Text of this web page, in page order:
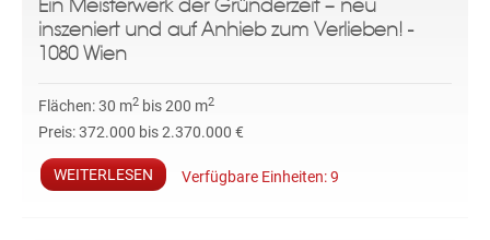
Ein Meisterwerk der Gründerzeit – neu
inszeniert und auf Anhieb zum Verlieben! -
1080 Wien
Flächen:30 m2 bis 200 m2
Preis:372.000 bis 2.370.000 €
WEITERLESEN Verfügbare Einheiten:9